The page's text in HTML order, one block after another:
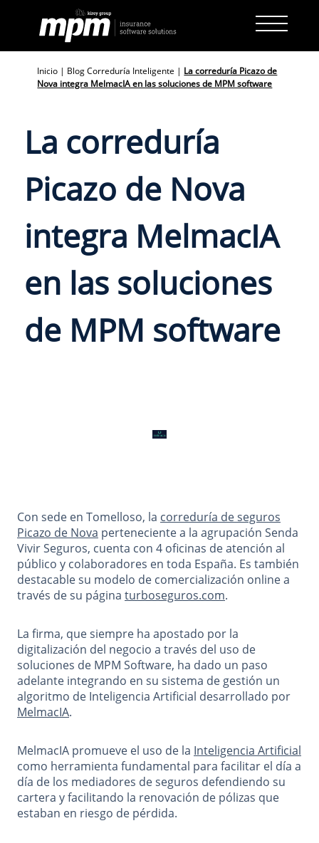
content
Inicio | Blog Correduría Inteligente | La correduría Picazo de
Nova integra MelmacIA en las soluciones de MPM software
La correduría
Picazo de Nova
integra MelmacIA
en las soluciones
de MPM software
Con sede en Tomelloso, la correduría de seguros
Picazo de Nova perteneciente a la agrupación Senda
Vivir Seguros, cuenta con 4 oficinas de atención al
público y colaboradores en toda España. Es también
destacable su modelo de comercialización online a
través de su página turboseguros.com.
La firma, que siempre ha apostado por la
digitalización del negocio a través del uso de
soluciones de MPM Software, ha dado un paso
adelante integrando en su sistema de gestión un
algoritmo de Inteligencia Artificial desarrollado por
MelmacIA.
MelmacIA promueve el uso de la Inteligencia Artificial
como herramienta fundamental para facilitar el día a
día de los mediadores de seguros defendiendo su
cartera y facilitando la renovación de pólizas que
estaban en riesgo de pérdida.